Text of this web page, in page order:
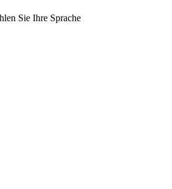
Sie Ihre Sprache